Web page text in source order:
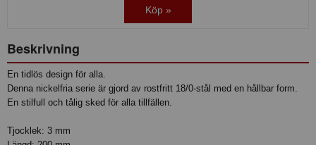
Köp »
Beskrivning
En tidlös design för alla.
Denna nickelfria serie är gjord av rostfritt 18/0-stål med en hållbar form.
En stilfull och tålig sked för alla tillfällen.
Tjocklek: 3 mm